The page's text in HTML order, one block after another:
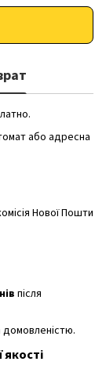
або адресна
Нової Пошти
після
домовленістю.